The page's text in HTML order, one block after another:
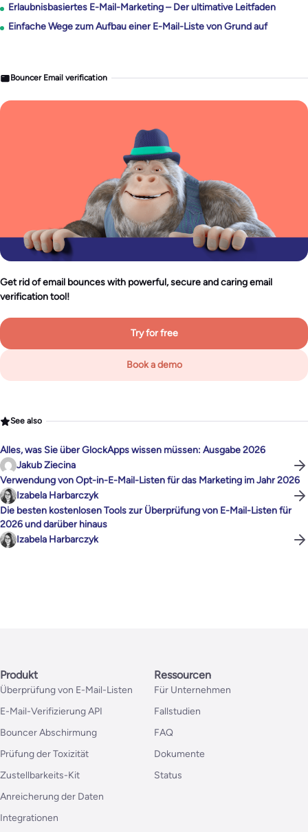
Erlaubnisbasiertes E-Mail-Marketing – Der ultimative Leitfaden
Einfache Wege zum Aufbau einer E-Mail-Liste von Grund auf
Bouncer Email verification
Get rid of email bounces with powerful, secure and caring email
verification tool!
Try for free
Book a demo
See also
Alles, was Sie über GlockApps wissen müssen: Ausgabe 2026
Jakub Ziecina
Verwendung von Opt-in-E-Mail-Listen für das Marketing im Jahr 2026
Izabela Harbarczyk
Die besten kostenlosen Tools zur Überprüfung von E-Mail-Listen für
2026 und darüber hinaus
Izabela Harbarczyk
Produkt
Überprüfung von E-Mail-Listen
E-Mail-Verifizierung API
Bouncer Abschirmung
Prüfung der Toxizität
Zustellbarkeits-Kit
Anreicherung der Daten
Integrationen
Ressourcen
Für Unternehmen
Fallstudien
FAQ
Dokumente
Status